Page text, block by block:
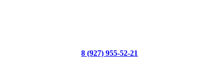
8 (927) 955-52-21